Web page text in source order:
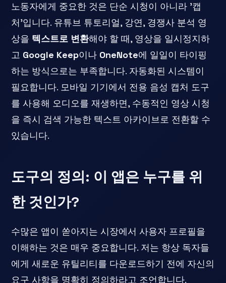
노동자에게 중요한 것은 단순 시청이 아니라 '캡
처'입니다. 유튜브 튜토리얼, 강연, 경쟁사 분석 영
상을 텍스트로 변환해야 할 때, 영상을 일시정지하
고 Google Keep이나 OneNote에 일일이 타이핑
하는 방식으로는 부족합니다. 자동화된 시스템이
필요합니다. 모바일 기기에서 전용 음성 캡처 도구
를 사용해 오디오를 재생하면, 수동적인 영상 시청
을 즉시 검색 가능한 텍스트 아카이브로 전환할 수
있습니다.
도구의 정의: 이 앱은 누구를 위
한 것인가?
수많은 앱이 쏟아지는 시장에서 사용자 프로필을
이해하는 것은 매우 중요합니다. 저는 항상 독자들
에게 새로운 유틸리티를 다운로드하기 전에 자신의
요구 사항을 명확히 정의하라고 조언합니다.